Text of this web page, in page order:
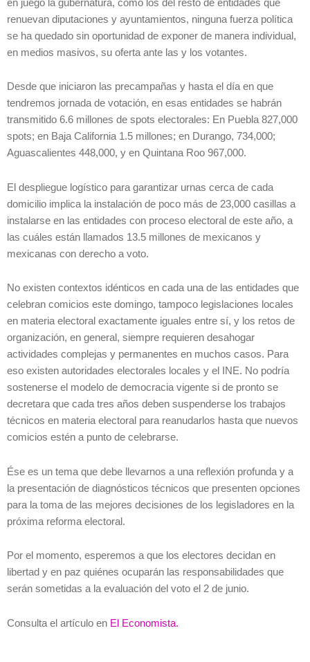
en juego la gubernatura, como los del resto de entidades que
renuevan diputaciones y ayuntamientos, ninguna fuerza política
se ha quedado sin oportunidad de exponer de manera individual,
en medios masivos, su oferta ante las y los votantes.
Desde que iniciaron las precampañas y hasta el día en que
tendremos jornada de votación, en esas entidades se habrán
transmitido 6.6 millones de spots electorales: En Puebla 827,000
spots; en Baja California 1.5 millones; en Durango, 734,000;
Aguascalientes 448,000, y en Quintana Roo 967,000.
El despliegue logístico para garantizar urnas cerca de cada
domicilio implica la instalación de poco más de 23,000 casillas a
instalarse en las entidades con proceso electoral de este año, a
las cuáles están llamados 13.5 millones de mexicanos y
mexicanas con derecho a voto.
No existen contextos idénticos en cada una de las entidades que
celebran comicios este domingo, tampoco legislaciones locales
en materia electoral exactamente iguales entre sí, y los retos de
organización, en general, siempre requieren desahogar
actividades complejas y permanentes en muchos casos. Para
eso existen autoridades electorales locales y el INE. No podría
sostenerse el modelo de democracia vigente si de pronto se
decretara que cada tres años deben suspenderse los trabajos
técnicos en materia electoral para reanudarlos hasta que nuevos
comicios estén a punto de celebrarse.
Ése es un tema que debe llevarnos a una reflexión profunda y a
la presentación de diagnósticos técnicos que presenten opciones
para la toma de las mejores decisiones de los legisladores en la
próxima reforma electoral.
Por el momento, esperemos a que los electores decidan en
libertad y en paz quiénes ocuparán las responsabilidades que
serán sometidas a la evaluación del voto el 2 de junio.
Consulta el artículo en El Economista.